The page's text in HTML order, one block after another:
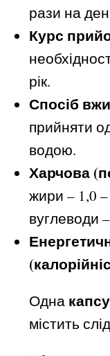
рази на
Курс
рік.
Спосіб
прийняти
водою.
Харчова
жири – 1,0 –
вуглеводи
Одна
містить